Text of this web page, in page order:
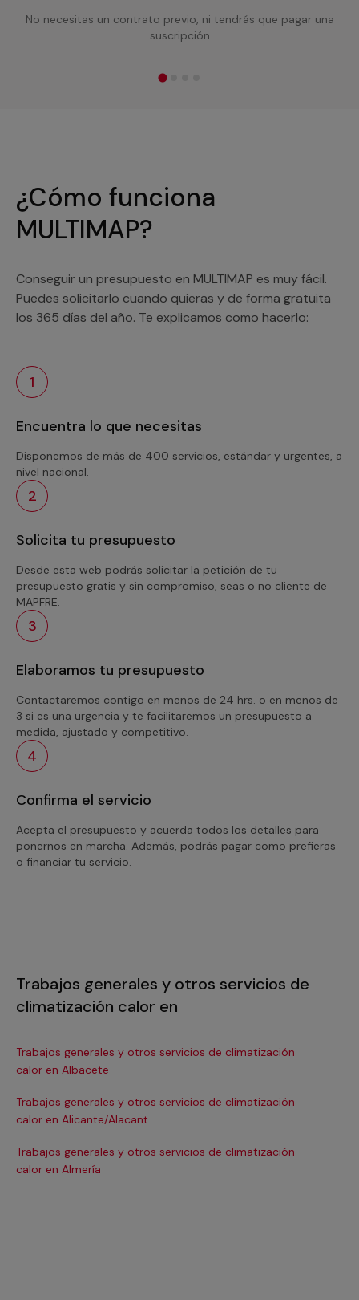
No necesitas un contrato previo, ni tendrás que pagar una
suscripción
¿Cómo funciona
MULTIMAP?
Conseguir un presupuesto en MULTIMAP es muy fácil.
Puedes solicitarlo cuando quieras y de forma gratuita
los 365 días del año. Te explicamos como hacerlo:
1
Encuentra lo que necesitas
Disponemos de más de 400 servicios, estándar y urgentes, a
nivel nacional.
2
Solicita tu presupuesto
Desde esta web podrás solicitar la petición de tu
presupuesto gratis y sin compromiso, seas o no cliente de
MAPFRE.
3
Elaboramos tu presupuesto
Contactaremos contigo en menos de 24 hrs. o en menos de
3 si es una urgencia y te facilitaremos un presupuesto a
medida, ajustado y competitivo.
4
Confirma el servicio
Acepta el presupuesto y acuerda todos los detalles para
ponernos en marcha. Además, podrás pagar como prefieras
o financiar tu servicio.
Trabajos generales y otros servicios de
climatización calor en
Trabajos generales y otros servicios de climatización
calor en Albacete
Trabajos generales y otros servicios de climatización
calor en Alicante/Alacant
Trabajos generales y otros servicios de climatización
calor en Almería